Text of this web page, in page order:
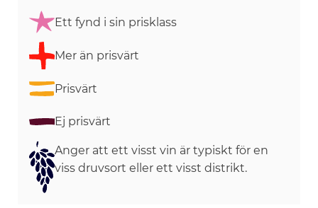
Ett fynd i sin prisklass
Mer än prisvärt
Prisvärt
Ej prisvärt
Anger att ett visst vin är typiskt för en
viss druvsort eller ett visst distrikt.